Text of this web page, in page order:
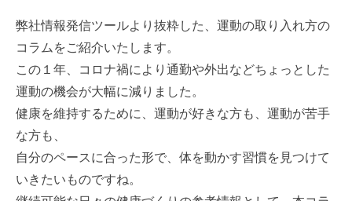
弊社情報発信ツールより抜粋した、運動の取り入れ方の
コラムをご紹介いたします。
この１年、コロナ禍により通勤や外出などちょっとした
運動の機会が大幅に減りました。
健康を維持するために、運動が好きな方も、運動が苦手
な方も、
自分のペースに合った形で、体を動かす習慣を見つけて
いきたいものですね。